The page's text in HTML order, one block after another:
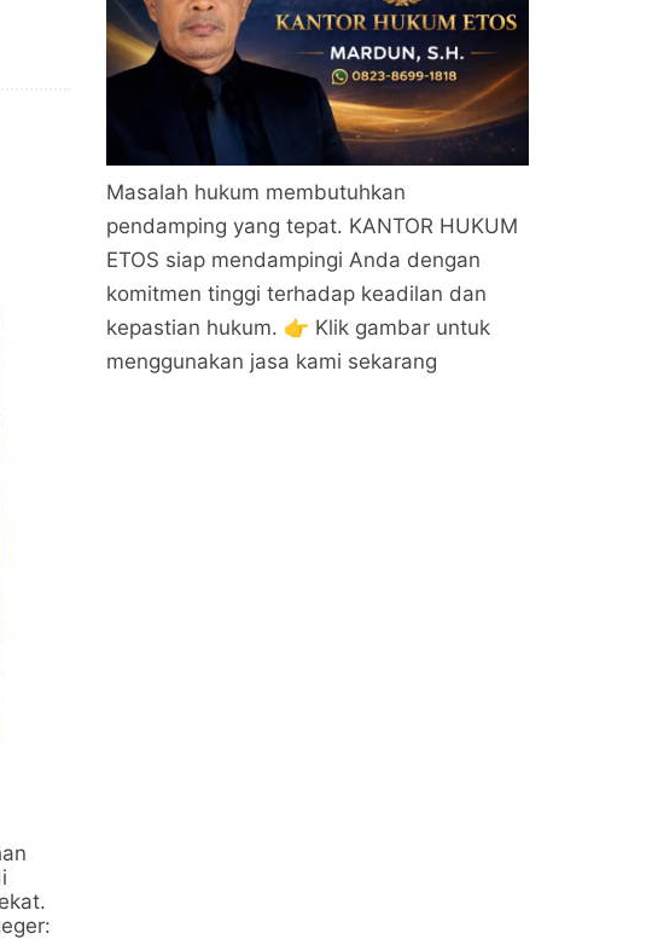
Masalah hukum membutuhkan
pendamping yang tepat. KANTOR HUKUM
ETOS siap mendampingi Anda dengan
komitmen tinggi terhadap keadilan dan
kepastian hukum. 👉 Klik gambar untuk
menggunakan jasa kami sekarang